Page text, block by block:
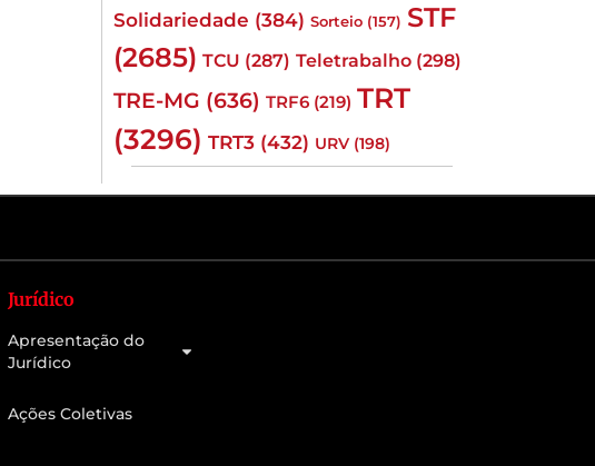
Solidariedade (384) Sorteio (157) STF
(2685) TCU (287) Teletrabalho (298)
TRE-MG (636) TRF6 (219) TRT
(3296) TRT3 (432) URV (198)
Jurídico
Apresentação do
Jurídico
Ações Coletivas